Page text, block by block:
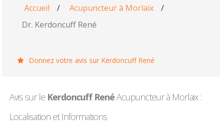
Accueil / Acupuncteur à Morlaix
/
Dr. Kerdoncuff René
Donnez votre avis sur Kerdoncuff René
Avis sur le Kerdoncuff RenéAcupuncteur à Morlaix :
Localisation et Informations